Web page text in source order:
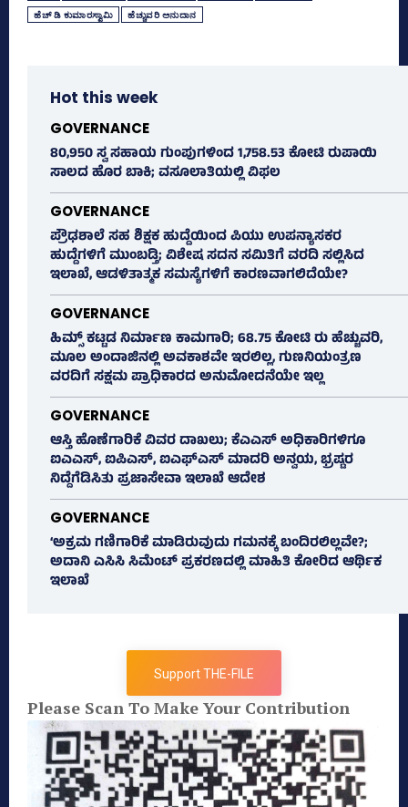
ಹೆಚ್‌ ಡಿ ಕುಮಾರಸ್ವಾಮಿ ಹೆಚ್ಚುವರಿ ಅನುದಾನ
Hot this week
GOVERNANCE
80,950 ಸ್ವ ಸಹಾಯ ಗುಂಪುಗಳಿಂದ 1,758.53 ಕೋಟಿ ರುಪಾಯಿ
ಸಾಲದ ಹೊರ ಬಾಕಿ; ವಸೂಲಾತಿಯಲ್ಲಿ ವಿಫಲ
GOVERNANCE
ಪ್ರೌಢಶಾಲೆ ಸಹ ಶಿಕ್ಷಕ ಹುದ್ದೆಯಿಂದ ಪಿಯು ಉಪನ್ಯಾಸಕರ
ಹುದ್ದೆಗಳಿಗೆ ಮುಂಬಡ್ತಿ; ವಿಶೇಷ ಸದನ ಸಮಿತಿಗೆ ವರದಿ ಸಲ್ಲಿಸಿದ
ಇಲಾಖೆ, ಆಡಳಿತಾತ್ಮಕ ಸಮಸ್ಯೆಗಳಿಗೆ ಕಾರಣವಾಗಲಿದೆಯೇ?
GOVERNANCE
ಹಿಮ್ಸ್‌ ಕಟ್ಟಡ ನಿರ್ಮಾಣ ಕಾಮಗಾರಿ; 68.75 ಕೋಟಿ ರು ಹೆಚ್ಚುವರಿ,
ಮೂಲ ಅಂದಾಜಿನಲ್ಲಿ ಅವಕಾಶವೇ ಇರಲಿಲ್ಲ, ಗುಣನಿಯಂತ್ರಣ
ವರದಿಗೆ ಸಕ್ಷಮ ಪ್ರಾಧಿಕಾರದ ಅನುಮೋದನೆಯೇ ಇಲ್ಲ
GOVERNANCE
ಆಸ್ತಿ ಹೊಣೆಗಾರಿಕೆ ವಿವರ ದಾಖಲು; ಕೆಎಎಸ್ ಅಧಿಕಾರಿಗಳಿಗೂ
ಐಎಎಸ್‌, ಐಪಿಎಸ್‌, ಐಎಫ್‌ಎಸ್‌ ಮಾದರಿ ಅನ್ವಯ, ಭ್ರಷ್ಟರ
ನಿದ್ದೆಗೆಡಿಸಿತು ಪ್ರಜಾಸೇವಾ ಇಲಾಖೆ ಆದೇಶ
GOVERNANCE
‘ಅಕ್ರಮ ಗಣಿಗಾರಿಕೆ ಮಾಡಿರುವುದು ಗಮನಕ್ಕೆ ಬಂದಿರಲಿಲ್ಲವೇ?;
ಅದಾನಿ ಎಸಿಸಿ ಸಿಮೆಂಟ್ ಪ್ರಕರಣದಲ್ಲಿ ಮಾಹಿತಿ ಕೋರಿದ ಆರ್ಥಿಕ
ಇಲಾಖೆ
Support THE-FILE
Please Scan To Make Your Contribution